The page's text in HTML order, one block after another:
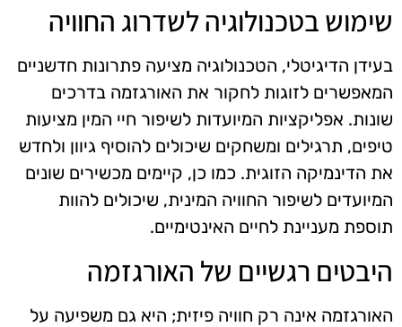
שימוש בטכנולוגיה לשדרוג החוויה
בעידן הדיגיטלי, הטכנולוגיה מציעה פתרונות חדשניים
המאפשרים לזוגות לחקור את האורגזמה בדרכים
שונות. אפליקציות המיועדות לשיפור חיי המין מציעות
טיפים, תרגילים ומשחקים שיכולים להוסיף גיוון ולחדש
את הדינמיקה הזוגית. כמו כן, קיימים מכשירים שונים
המיועדים לשיפור החוויה המינית, שיכולים להוות
תוספת מעניינת לחיים האינטימיים.
היבטים רגשיים של האורגזמה
האורגזמה אינה רק חוויה פיזית; היא גם משפיעה על